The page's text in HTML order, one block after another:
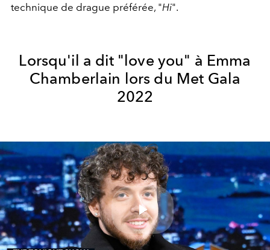
technique de drague préférée, "Hi".
Lorsqu'il a dit "love you" à Emma
Chamberlain lors du Met Gala
2022
Play